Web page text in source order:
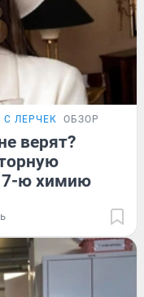
ЛЕРЧЕК ОБЗОР
верят?
7-ю химию